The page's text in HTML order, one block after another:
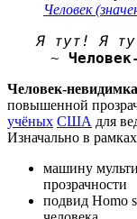
Человек
Я тут! Я
~
Человек-невидимка
повышенной
учёных США для
Изначально в
машину
прозрачности
подвид Homo